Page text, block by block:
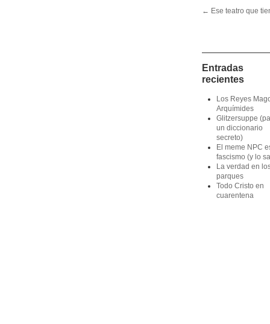
Post navigation
← Ese teatro que
Entradas
recientes
Los Reyes
Arquímides
Glitzersuppe
un diccionario
secreto)
El meme NPC
fascismo (y lo
La verdad en
parques
Todo Cristo en
cuarentena